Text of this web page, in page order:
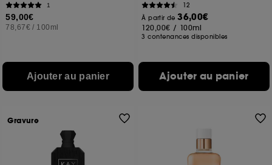
1
59,00€
78,67€ / 100ml
Ajouter au panier
12
À partir de36,00€
120,00€ / 100ml
3 contenances disponibles
Ajouter au panier
Gravure